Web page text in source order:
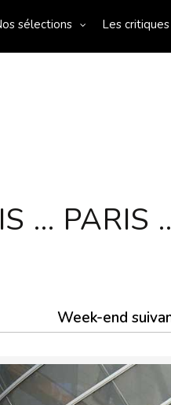
sélections Les critiques
... PARIS
Week-end